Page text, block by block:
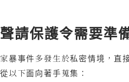
聲請保護令需要準
家暴事件多發生於私密情境，直
從以下面向著手蒐集：